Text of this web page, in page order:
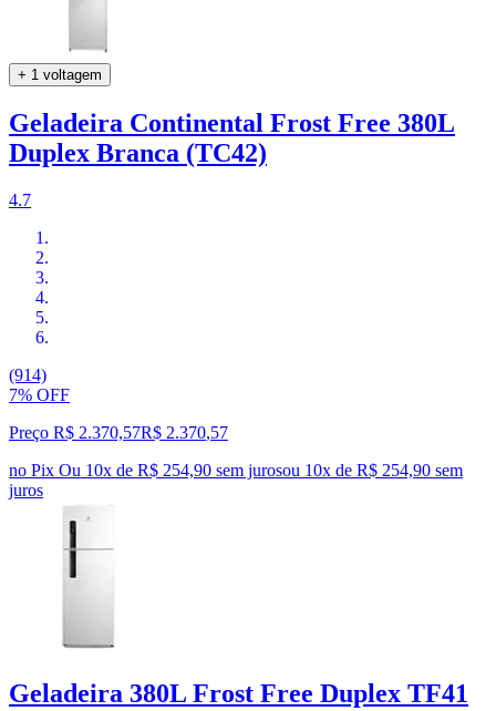
+ 1 voltagem
Geladeira Continental Frost Free 380L
Duplex Branca (TC42)
4.7
(914)
7% OFF
Preço R$ 2.370,57R$ 2.370,57
no Pix Ou 10x de R$ 254,90 sem jurosou 10x de R$ 254,90 sem
juros
Geladeira 380L Frost Free Duplex TF41